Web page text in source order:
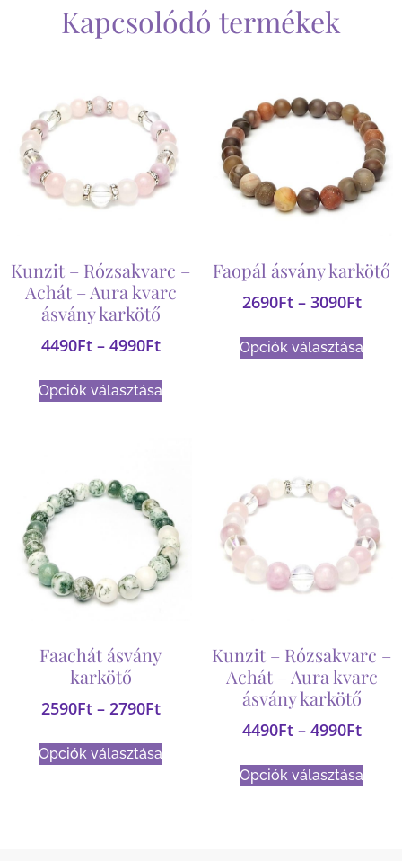
Kapcsolódó termékek
Kunzit – Rózsakvarc –
Achát – Aura kvarc
ásvány karkötő
4490Ft – 4990Ft
Opciók választása
Faopál ásvány karkötő
2690Ft – 3090Ft
Opciók választása
Faachát ásvány
karkötő
2590Ft – 2790Ft
Opciók választása
Kunzit – Rózsakvarc –
Achát – Aura kvarc
ásvány karkötő
4490Ft – 4990Ft
Opciók választása